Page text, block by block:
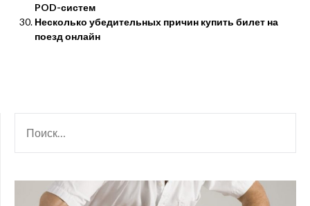
POD-систем
Несколько убедительных причин купить билет на
поезд онлайн